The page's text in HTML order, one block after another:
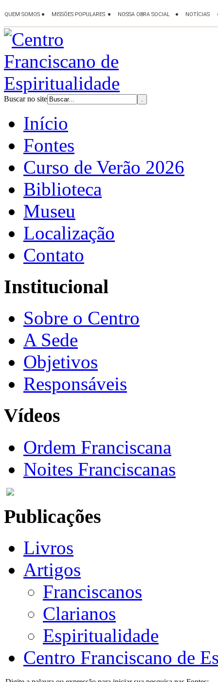
Buscar no site
Início
Fontes
Curso de Verão 2026
Biblioteca
Museu
Localização
Contato
Institucional
Sobre o Centro
A Sede
Objetivos
Responsáveis
Vídeos
Ordem Franciscana
Noites Franciscanas
Publicações
Livros
Artigos
Franciscanos
Clarianos
Espiritualidade
Centro Franciscano de